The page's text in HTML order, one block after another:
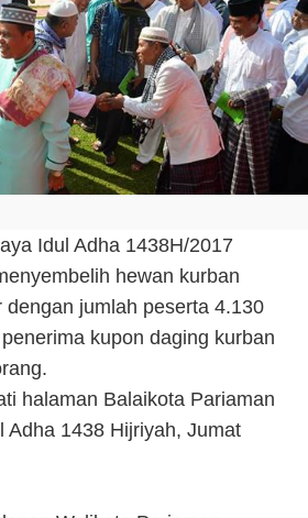
Idul Adha 1438H/2017
hewan kurban
dengan jumlah peserta 4.130
kupon daging kurban
halaman Balaikota Pariaman
Adha 1438 Hijriyah, Jumat